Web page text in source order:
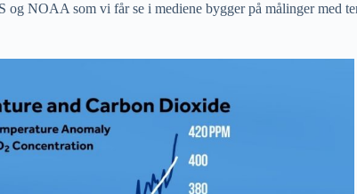
NOAA som vi får se i mediene bygger på målinger med